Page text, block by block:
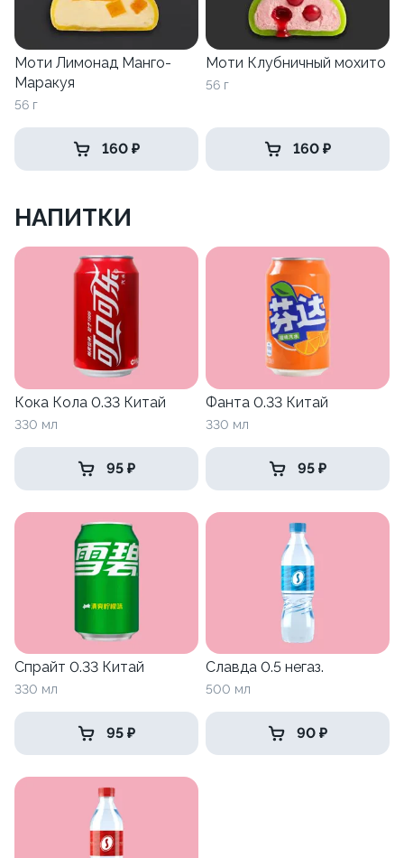
Моти Лимонад Манго-
Маракуя
56 г
160 ₽
Моти Клубничный мохито
56 г
160 ₽
НАПИТКИ
Кока Кола 0.33 Китай
330 мл
95 ₽
Фанта 0.33 Китай
330 мл
95 ₽
Спрайт 0.33 Китай
330 мл
95 ₽
Славда 0.5 негаз.
500 мл
90 ₽